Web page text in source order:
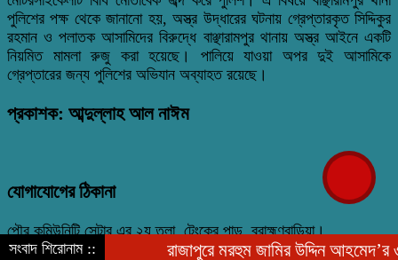
সংবাদ শিরোনাম :: রাজাপুরে মরহুম জামির উদ্দিন আহমেদ’র ৩১
পুলিশের পক্ষ থেকে জানানো হয়, অস্ত্র উদ্ধারের ঘটনায় গ্রেপ্তারকৃত সিদ্দিকুর
রহমান ও পলাতক আসামিদের বিরুদ্ধে বাঞ্ছারামপুর থানায় অস্ত্র আইনে একটি
নিয়মিত মামলা রুজু করা হয়েছে। পালিয়ে যাওয়া অপর দুই আসামিকে
গ্রেপ্তারের জন্য পুলিশের অভিযান অব্যাহত রয়েছে।
প্রকাশক: আব্দুল্লাহ আল নাঈম
যোগাযোগের ঠিকানা
পৌর কমিউনিটি সেন্টার এর ২য় তলা, টেংকের পাড়, ব্রাহ্মণবাড়িয়া।
০১৯১০-০৩০১০১, ০১৯৭৬-৭৮৯৯৮২ nayeem.9982@gmail.com